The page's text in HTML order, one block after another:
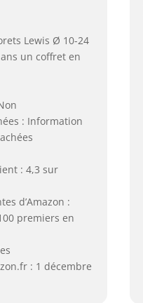
Lewis Ø 10-24
un coffret en
: Information
: 4,3 sur
d’Amazon :
premiers en
: 1 décembre